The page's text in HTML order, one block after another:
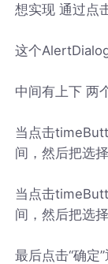
想实现 通过点
这个
中间有上下 两
当点击
间，然后把选
当点击
间，然后把选
最后点击“确定